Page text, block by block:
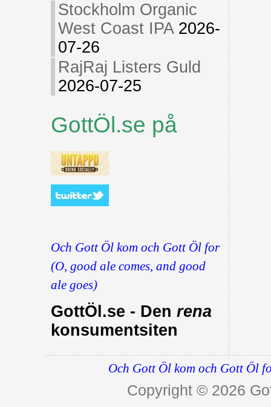
Stockholm Organic
West Coast IPA 2026-
07-26
RajRaj Listers Guld
2026-07-25
GottÖl.se på
Och Gott Öl kom och Gott Öl for
(O, good ale comes, and good
ale goes)
GottÖl.se - Den rena
konsumentsiten
Och Gott Öl kom och Gott Öl
Copyright © 2026